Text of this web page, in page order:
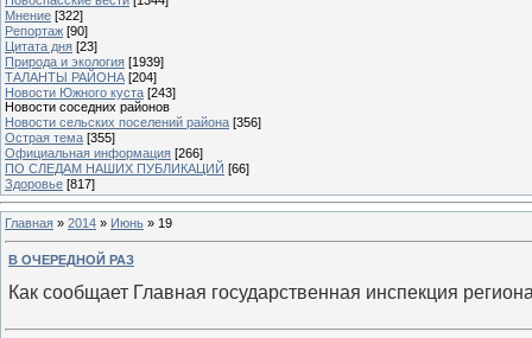
Мнение [322]
Репортаж [90]
Цитата дня [23]
Природа и экология [1939]
ТАЛАНТЫ РАЙОНА [204]
Новости Южного куста [243]
Новости соседних районов
Новости сельских поселений района [356]
Острая тема [355]
Официальная информация [266]
ПО СЛЕДАМ НАШИХ ПУБЛИКАЦИЙ [66]
Здоровье [817]
Главная » 2014 » Июнь » 19
В ОЧЕРЕДНОЙ РАЗ
Как сообщает Главная государственная инспекция